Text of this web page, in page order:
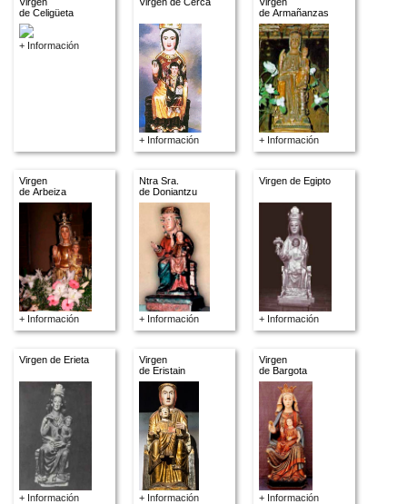
de Celigüeta
+ Información
+ Información
de Armañanzas
+ Información
Virgen
de Arbeiza
+ Información
Ntra Sra.
de Doniantzu
+ Información
Virgen de Egipto
+ Información
Virgen de Erieta
+ Información
Virgen
de Eristain
+ Información
Virgen
de Bargota
+ Información